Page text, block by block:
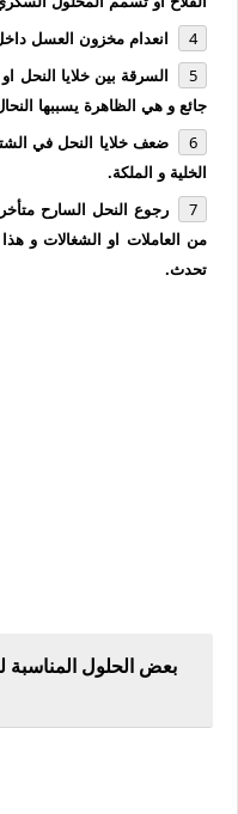
انعدام مخزون العسل
السرقة بين خلايا
جائع و هي الظاهرة يسببها
ضعف خلايا النحل في
الخلية و الملكة.
رجوع النحل السارح
من العاملات او الشغالات و
تحدث.
بعض الحلول المناسبة